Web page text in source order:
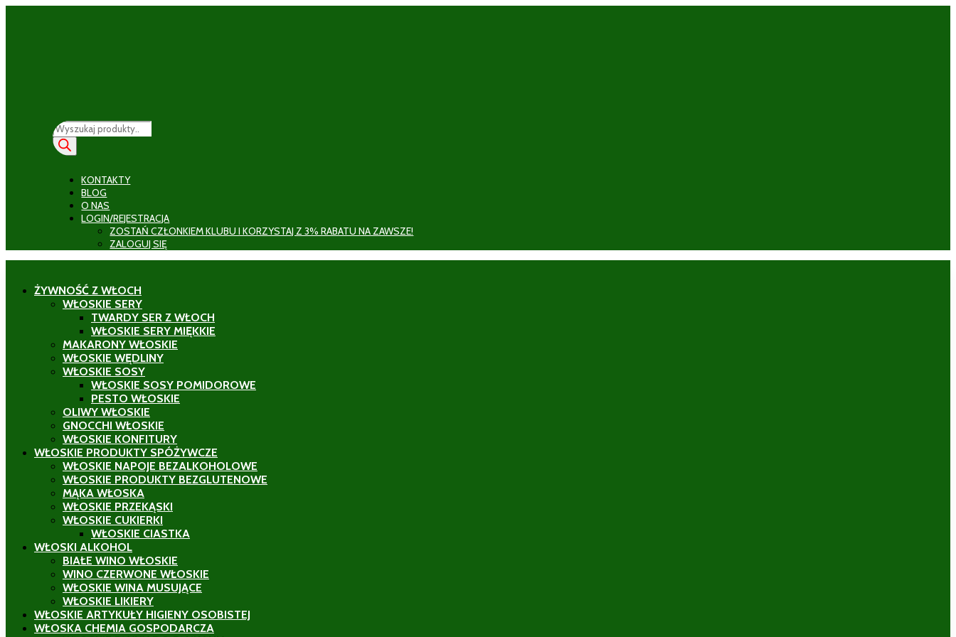
Wyszukiwarka
produktów
KONTAKTY
BLOG
O NAS
LOGIN/REJESTRACJA
ZOSTAŃ CZŁONKIEM KLUBU I KORZYSTAJ Z 3% RABATU NA ZAWSZE!
ZALOGUJ SIĘ
ŻYWNOŚĆ Z WŁOCH
WŁOSKIE SERY
TWARDY SER Z WŁOCH
WŁOSKIE SERY MIĘKKIE
MAKARONY WŁOSKIE
WŁOSKIE WĘDLINY
WŁOSKIE SOSY
WŁOSKIE SOSY POMIDOROWE
PESTO WŁOSKIE
OLIWY WŁOSKIE
GNOCCHI WŁOSKIE
WŁOSKIE KONFITURY
WŁOSKIE PRODUKTY SPÓŻYWCZE
WŁOSKIE NAPOJE BEZALKOHOLOWE
WŁOSKIE PRODUKTY BEZGLUTENOWE
MĄKA WŁOSKA
WŁOSKIE PRZEKĄSKI
WŁOSKIE CUKIERKI
WŁOSKIE CIASTKA
WŁOSKI ALKOHOL
BIAŁE WINO WŁOSKIE
WINO CZERWONE WŁOSKIE
WŁOSKIE WINA MUSUJĄCE
WŁOSKIE LIKIERY
WŁOSKIE ARTYKUŁY HIGIENY OSOBISTEJ
WŁOSKA CHEMIA GOSPODARCZA